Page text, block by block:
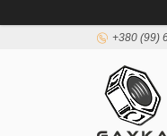
+380 (99)